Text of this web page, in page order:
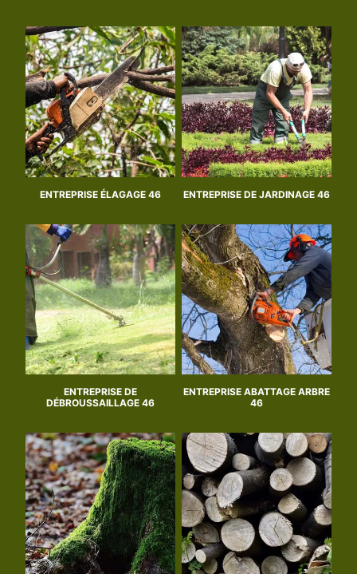
ENTREPRISE ÉLAGAGE 46 ENTREPRISE DE JARDINAGE 46
ENTREPRISE DE
DÉBROUSSAILLAGE 46
ENTREPRISE ABATTAGE ARBRE
46